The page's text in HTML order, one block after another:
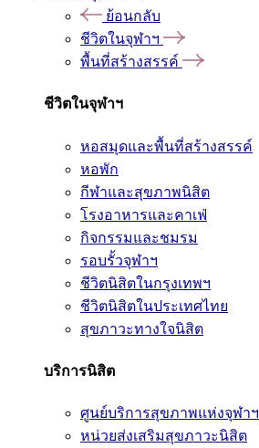
ย้อนกลับ
ชีวิตในจุฬาฯ
พื้นที่สร้างสรรค์
ชีวิตในจุฬาฯ
หอสมุดและพื้นที่สร้างสรรค์
หอพัก
กีฬาและสุขภาพนิสิต
โรงอาหารและคาเฟ่
กิจกรรมและชมรม
รอบรั้วจุฬาฯ
ชีวิตนิสิตในกรุงเทพฯ
ชีวิตนิสิตในประเทศไทย
สุขภาวะทางใจนิสิต
บริการนิสิต
ศูนย์บริการสุขภาพแห่งจุฬาฯ
หน่วยส่งเสริมสุขภาวะนิสิต